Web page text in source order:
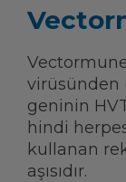
virüsünden
geninin
hindi
kullanan
aşısıdır.